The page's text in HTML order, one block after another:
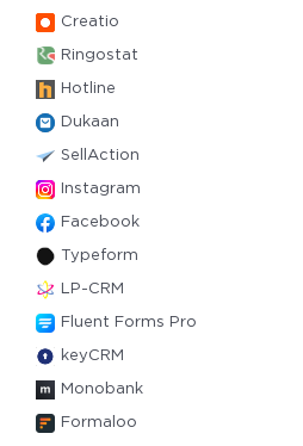
Creatio
Ringostat
Hotline
Dukaan
SellAction
Instagram
Facebook
Typeform
LP-CRM
Fluent Forms Pro
keyCRM
Monobank
Formaloo